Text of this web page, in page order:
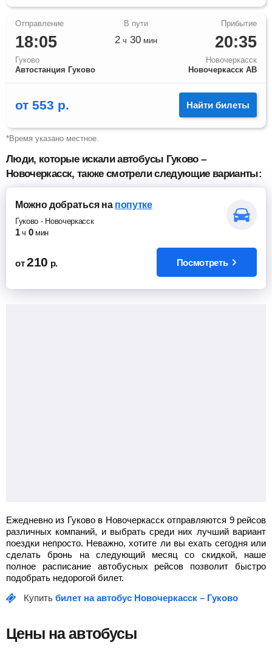
18:05
Гуково
Автостанция Гуково
20:35
Новочеркасск
Новочеркасск АВ
2 ч 30 мин
от 553 р. Найти билеты
*Время указано местное.
Люди, которые искали автобусы Гуково –
Новочеркасск, также смотрели следующие варианты:
Можно добратьсяна попутке
Гуково - Новочеркасск
1 ч 0 мин
от 210 р. Посмотреть
Ежедневно из Гуково в Новочеркасск отправляются 9 рейсов
различных компаний, и выбрать среди них лучший вариант
поездки непросто. Неважно, хотите ли вы ехать сегодня или
сделать бронь на следующий месяц со скидкой, наше
полное расписание автобусных рейсов позволит быстро
подобрать недорогой билет.
Купить билет на автобус Новочеркасск – Гуково
Цены на автобусы